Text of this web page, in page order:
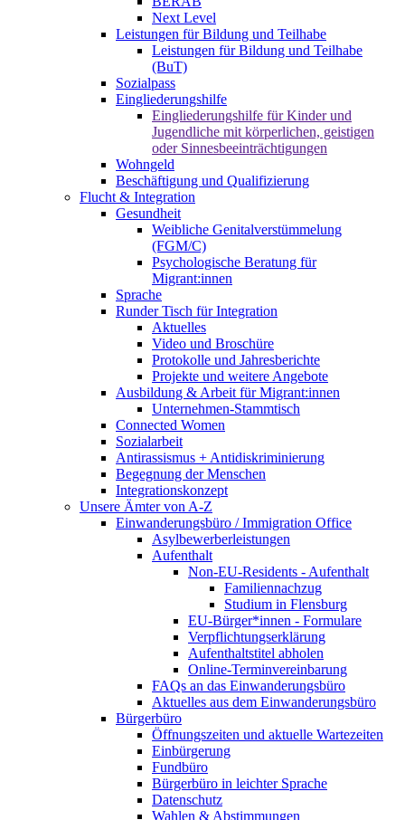
Next Level
Leistungen für Bildung und Teilhabe
Leistungen für Bildung und Teilhabe
(BuT)
Sozialpass
Eingliederungshilfe
Eingliederungshilfe für Kinder und
Jugendliche mit körperlichen, geistigen
oder Sinnesbeeinträchtigungen
Wohngeld
Beschäftigung und Qualifizierung
Flucht & Integration
Gesundheit
Weibliche Genitalverstümmelung
(FGM/C)
Psychologische Beratung für
Migrant:innen
Sprache
Runder Tisch für Integration
Aktuelles
Video und Broschüre
Protokolle und Jahresberichte
Projekte und weitere Angebote
Ausbildung & Arbeit für Migrant:innen
Unternehmen-Stammtisch
Connected Women
Sozialarbeit
Antirassismus + Antidiskriminierung
Begegnung der Menschen
Integrationskonzept
Unsere Ämter von A-Z
Einwanderungsbüro / Immigration Office
Asylbewerberleistungen
Aufenthalt
Non-EU-Residents - Aufenthalt
Familiennachzug
Studium in Flensburg
EU-Bürger*innen - Formulare
Verpflichtungserklärung
Aufenthaltstitel abholen
Online-Terminvereinbarung
FAQs an das Einwanderungsbüro
Aktuelles aus dem Einwanderungsbüro
Bürgerbüro
Öffnungszeiten und aktuelle Wartezeiten
Einbürgerung
Fundbüro
Bürgerbüro in leichter Sprache
Datenschutz
Wahlen & Abstimmungen